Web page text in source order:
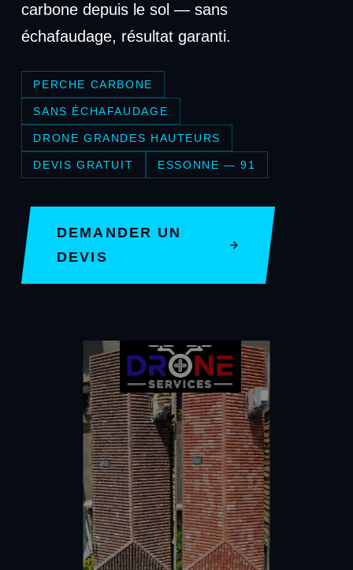
carbone depuis le sol — sans
échafaudage, résultat garanti.
PERCHE CARBONE
SANS ÉCHAFAUDAGE
DRONE GRANDES HAUTEURS
DEVIS GRATUIT ESSONNE — 91
DEMANDER UN
DEVIS